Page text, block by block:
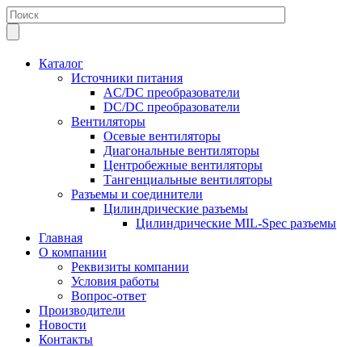
Каталог
Источники питания
AC/DC преобразователи
DC/DC преобразователи
Вентиляторы
Осевые вентиляторы
Диагональные вентиляторы
Центробежные вентиляторы
Тангенциальные вентиляторы
Разъемы и соединители
Цилиндрические разъемы
Цилиндрические MIL-Spec разъемы
Главная
О компании
Реквизиты компании
Условия работы
Вопрос-ответ
Производители
Новости
Контакты